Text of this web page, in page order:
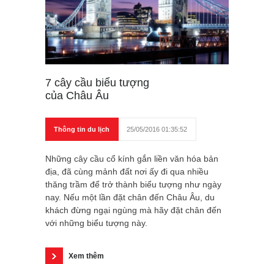
7 cây cầu biểu tượng
của Châu Âu
Thông tin du lịch 25/05/2016 01:35:52
Những cây cầu cổ kính gắn liền văn hóa bản
địa, đã cùng mảnh đất nơi ấy đi qua nhiều
thăng trầm để trở thành biểu tượng như ngày
nay. Nếu một lần đặt chân đến Châu Âu, du
khách đừng ngại ngùng mà hãy đặt chân đến
với những biểu tượng này.
Xem thêm